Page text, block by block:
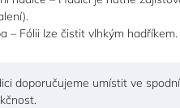
– Fólii lze čistit vlhkým hadříkem.
doporučujeme umístit ve